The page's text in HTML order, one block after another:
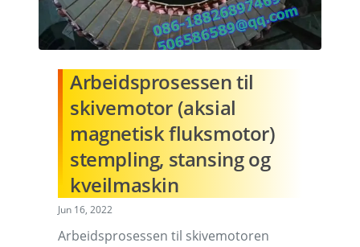
Arbeidsprosessen til
skivemotor (aksial
magnetisk fluksmotor)
stempling, stansing og
kveilmaskin
Jun 16, 2022
Arbeidsprosessen til skivemotoren